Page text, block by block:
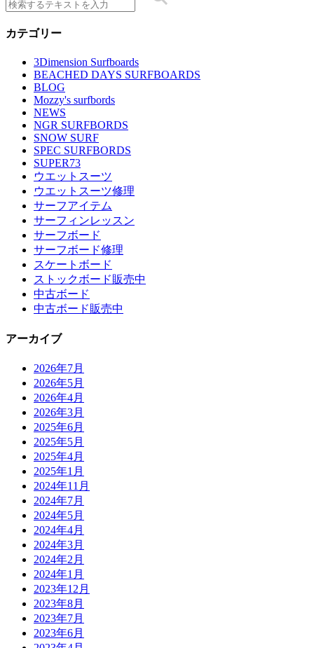
カテゴリー
3Dimension Surfboards
BEACHED DAYS SURFBOARDS
BLOG
Mozzy's surfbords
NEWS
NGR SURFBORDS
SNOW SURF
SPEC SURFBORDS
SUPER73
ウエットスーツ
ウエットスーツ修理
サーフアイテム
サーフィンレッスン
サーフボード
サーフボード修理
スケートボード
ストックボード販売中
中古ボード
中古ボード販売中
アーカイブ
2026年7月
2026年5月
2026年4月
2026年3月
2025年6月
2025年5月
2025年4月
2025年1月
2024年11月
2024年7月
2024年5月
2024年4月
2024年3月
2024年2月
2024年1月
2023年12月
2023年8月
2023年7月
2023年6月